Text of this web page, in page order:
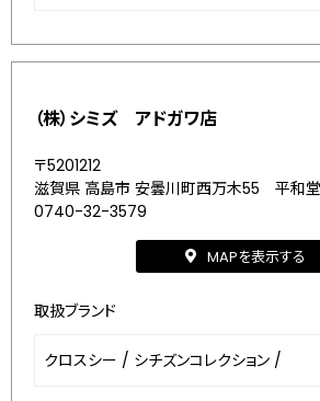
（株）シミズ アドガワ店
〒5201212
滋賀県 高島市 安曇川町西万木55 平和
0740-32-3579
MAPを表示する
取扱ブランド
クロスシー / シチズンコレクション /